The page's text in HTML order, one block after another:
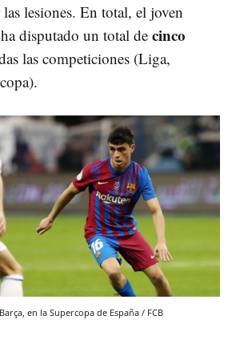
lesiones. En total, el joven
disputado un total de cinco
las competiciones (Liga,
en la Supercopa de España / FCB